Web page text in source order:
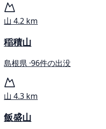
山 4.2 km
稲積山
島根県 ·96件の出没
山 4.3 km
飯盛山